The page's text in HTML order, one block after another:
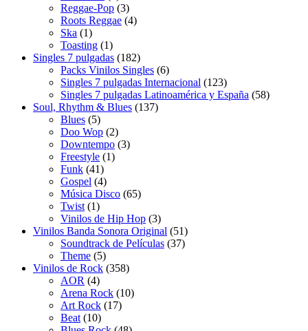
producto
Reggae-Pop 33
productos
Roots Reggae 44
Ska 11
producto
Toasting 11
producto
Singles 7 pulgadas 182182
productos
Packs Vinilos Singles 66
productos
Singles 7 pulgadas Internacional 123123
productos
Singles 7 pulgadas Latinoamérica y España 5858
Soul, Rhythm & Blues 137137
Blues 55
productos
Doo Wop 22
productos
Downtempo 33
Freestyle 11
Funk 4141
productos
Gospel 44
productos
Música Disco 6565
Twist 11
producto
Vinilos de Hip Hop 33
productos
Vinilos Banda Sonora Original 5151
productos
Soundtrack de Películas 3737
Theme 55
productos
Vinilos de Rock 358358
AOR 44
productos
Arena Rock 1010
Art Rock 1717
Beat 1010